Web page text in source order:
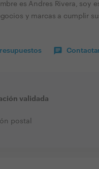
es Andres Rivera, soy
y marcas a cumplir
validada
postal